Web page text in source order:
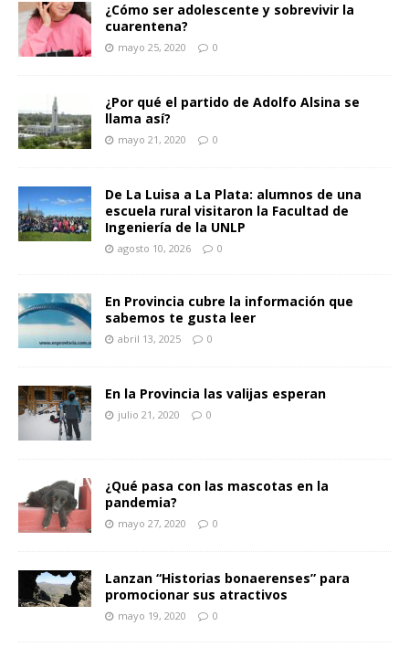
¿Cómo ser adolescente y sobrevivir la
cuarentena?
mayo 25, 2020 0
¿Por qué el partido de Adolfo Alsina se
llama así?
mayo 21, 2020 0
De La Luisa a La Plata: alumnos de una
escuela rural visitaron la Facultad de
Ingeniería de la UNLP
agosto 10, 2026 0
En Provincia cubre la información que
sabemos te gusta leer
abril 13, 2025 0
En la Provincia las valijas esperan
julio 21, 2020 0
¿Qué pasa con las mascotas en la
pandemia?
mayo 27, 2020 0
Lanzan “Historias bonaerenses” para
promocionar sus atractivos
mayo 19, 2020 0